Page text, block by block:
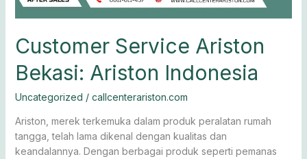
Customer Service Ariston
Bekasi: Ariston Indonesia
Uncategorized / callcenterariston.com
Ariston, merek terkemuka dalam produk peralatan rumah
tangga, telah lama dikenal dengan kualitas dan
keandalannya. Dengan berbagai produk seperti pemanas